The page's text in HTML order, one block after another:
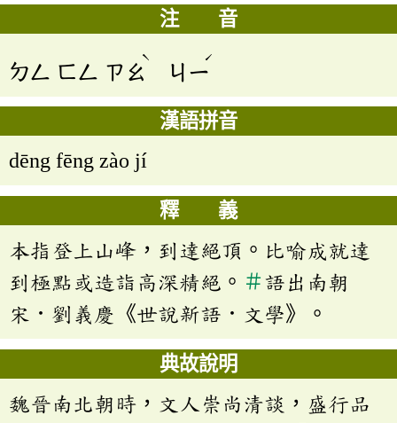
注 音
ㄉㄥ ㄈㄥ ㄗㄠ
ˋ
ㄐㄧ
ˊ
漢語拼音
dēng fēng zào jí
釋 義
本指登上山峰，到達絕頂。比喻成就達
到極點或造詣高深精絕。 ＃語出南朝
宋．劉義慶《世說新語．文學》。
典故說明
魏晉南北朝時，文人崇尚清談，盛行品